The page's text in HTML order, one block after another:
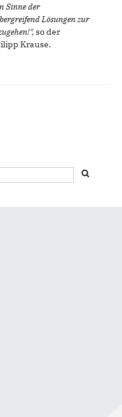
Sinne der
Lösungen zur
so der
Krause.